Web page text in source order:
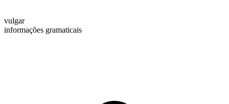
vulgar
informações gramaticais